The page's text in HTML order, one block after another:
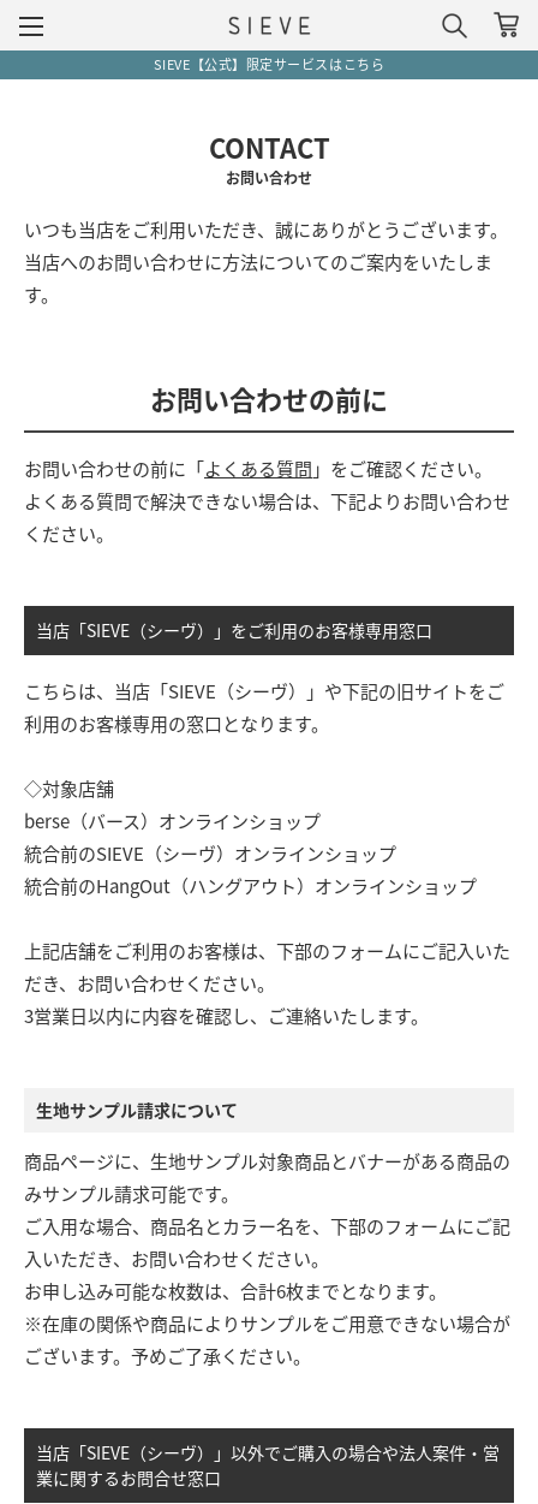
SIEVE【公式】限定サービスはこちら
CONTACT
お問い合わせ
いつも当店をご利用いただき、誠にありがとうございます。
当店へのお問い合わせに方法についてのご案内をいたしま
す。
お問い合わせの前に
お問い合わせの前に「よくある質問 」をご確認ください。
よくある質問で解決できない場合は、下記よりお問い合わせ
ください。
当店「SIEVE（シーヴ）」をご利用のお客様専用窓口
こちらは、当店「SIEVE（シーヴ）」や下記の旧サイトをご
利用のお客様専用の窓口となります。
◇対象店舗
berse（バース）オンラインショップ
統合前のSIEVE（シーヴ）オンラインショップ
統合前のHangOut（ハングアウト）オンラインショップ
上記店舗をご利用のお客様は、下部のフォームにご記入いた
だき、お問い合わせください。
3営業日以内に内容を確認し、ご連絡いたします。
生地サンプル請求について
商品ページに、生地サンプル対象商品とバナーがある商品の
みサンプル請求可能です。
ご入用な場合、商品名とカラー名を、下部のフォームにご記
入いただき、お問い合わせください。
お申し込み可能な枚数は、合計6枚までとなります。
※在庫の関係や商品によりサンプルをご用意できない場合が
ございます。予めご了承ください。
当店「SIEVE（シーヴ）」以外でご購入の場合や法人案件・営
業に関するお問合せ窓口